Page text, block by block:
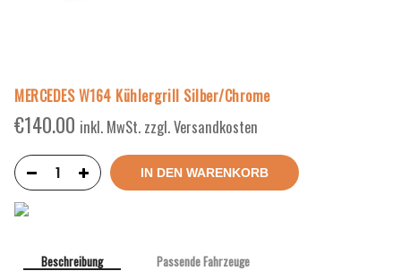
MERCEDES W164 Kühlergrill Silber/Chrome
€140.00 inkl. MwSt. zzgl. Versandkosten
IN DEN WARENKORB
Beschreibung
Passende Fahrzeuge